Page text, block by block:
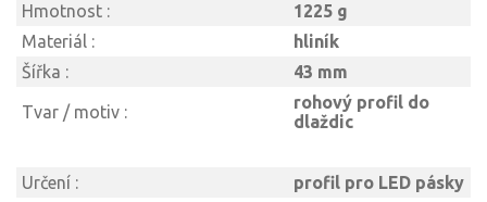
Hmotnost :
1225 g
Materiál :
hliník
Šířka :
43 mm
Tvar / motiv :
rohový profil do
dlaždic
Určení :
profil pro LED pásky